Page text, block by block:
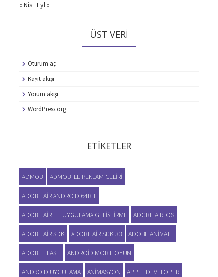
« Nis Eyl »
ÜST VERI
Oturum aç
Kayıt akışı
Yorum akışı
WordPress.org
ETIKETLER
ADMOB ADMOB ILE REKLAM GELIRI
ADOBE AIR ANDROID 64BIT
ADOBE AIR ILE UYGULAMA GELIŞTIRME ADOBE AIR IOS
ADOBE AIR SDK ADOBE AIR SDK 33 ADOBE ANIMATE
ADOBE FLASH ANDROID MOBIL OYUN
ANDROID UYGULAMA ANIMASYON APPLE DEVELOPER